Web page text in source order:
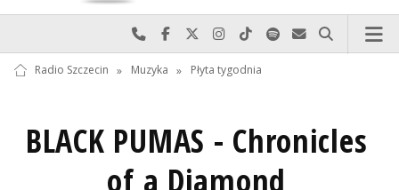
Najlepiej po prostu do nas zadzwoń
Odwiedź nas na Facebook-u
Odwiedź nas na X
Odwiedź nas na Instagram-ie
Odwiedź nas na TikTok-u
Szukaj nas na Spotify
Wyślij do nas
Szukaj
Radio Szczecin » Muzyka » Płyta tygodnia
BLACK PUMAS - Chronicles
of a Diamond